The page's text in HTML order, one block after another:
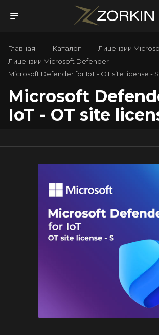
Главная — Каталог — Лицензии
Лицензии Microsoft Defender —
Microsoft Defender for IoT - OT site license - S
Microsoft
IoT - OT site